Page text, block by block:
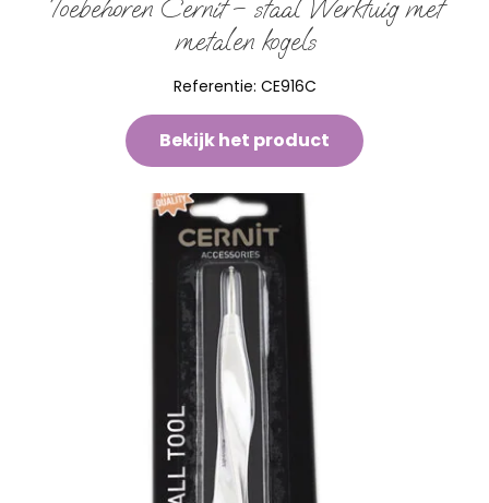
Toebehoren Cernit – staal Werktuig met
metalen kogels
Referentie: CE916C
Bekijk het product